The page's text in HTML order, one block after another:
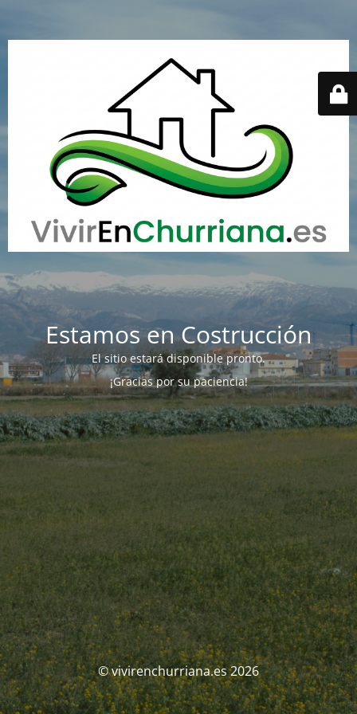
Estamos en Costrucción
El sitio estará disponible pronto.
¡Gracias por su paciencia!
© vivirenchurriana.es 2026